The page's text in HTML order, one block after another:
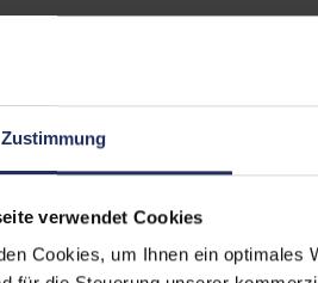
Zustimmung
verwendet Cookies
Cookies, um Ihnen ein optimales